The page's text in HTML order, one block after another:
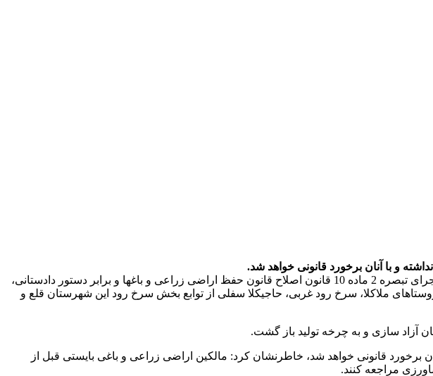
و با آنان برخورد قانونی خواهد شد.
به گزارش روابط عمومی مدیریت جهاد کشاورزی شهرستان محمودآباد، محمد هادی زاده اظهار کرد: در راستای اجرای تبصره 2 ماده 10 قانون اصلاح قانون حفظ اراضی زراعی و باغها و برابر دستور دادستانی،
زمینهای کشاورزی روستاهای ملاکلا، سرخ رود غربی، حاجیکلا سفلی از توابع بخش سرخ رود این شهرستان قلع و
برخورد قانونی خواهد شد، خاطرنشان کرد: مالکین اراضی زراعی و باغی بایستی قبل از
مراجعه کنند.